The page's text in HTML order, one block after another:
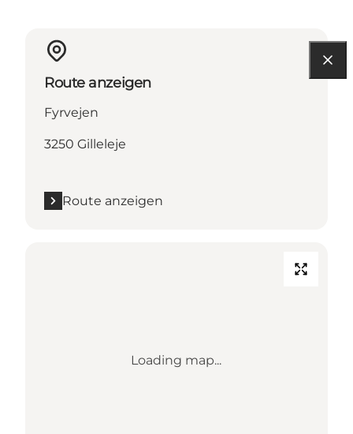
Route anzeigen
Fyrvejen
3250 Gilleleje
Route anzeigen
Loading map...